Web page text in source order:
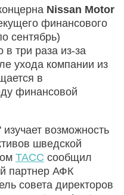
Nissan Motor
финансового
сентябрь)
в три раза из-за
ухода компании из
в
финансовой
возможность
шведской
ТАСС сообщил
партнер АФК
совета директоров